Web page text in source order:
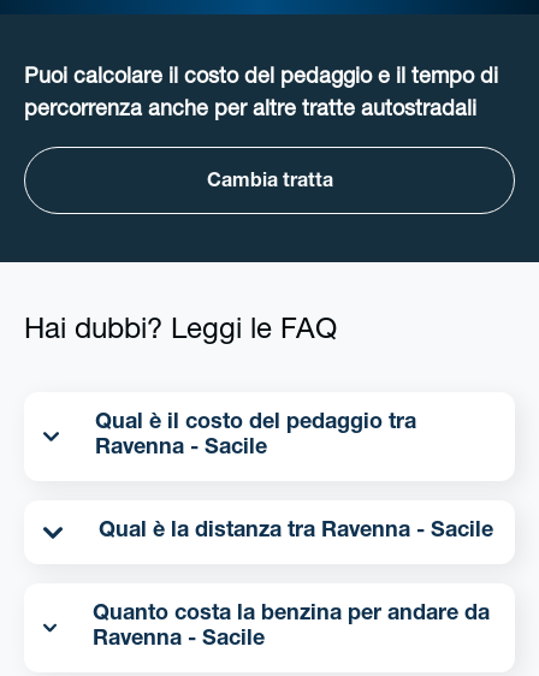
Puoi calcolare il costo del pedaggio e il tempo di
percorrenza anche per altre tratte autostradali
Cambia tratta
Hai dubbi? Leggi le FAQ
Qual è il costo del pedaggio tra
Ravenna - Sacile
Qual è la distanza tra Ravenna - Sacile
Quanto costa la benzina per andare da
Ravenna - Sacile